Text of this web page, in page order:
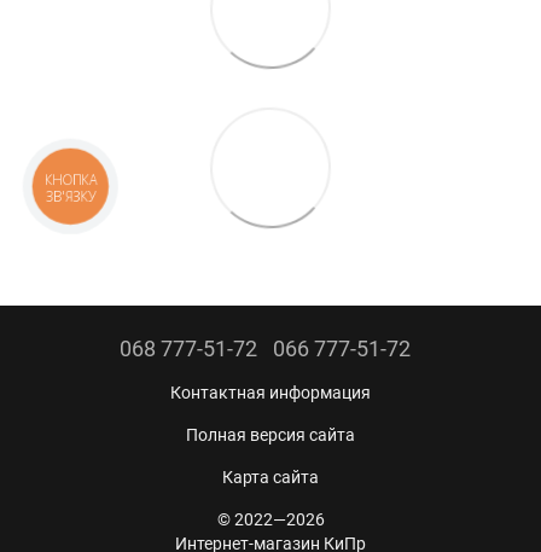
068 777-51-72 066 777-51-72
Контактная информация
Полная версия сайта
Карта сайта
© 2022—2026
Интернет-магазин КиПр
КНОПКА
ЗВ'ЯЗКУ